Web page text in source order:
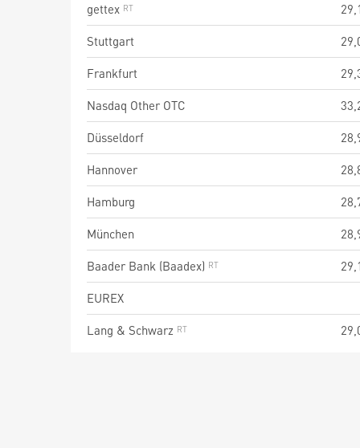
gettex
Stuttgart
Frankfurt
Nasdaq Other OTC
Düsseldorf
Hannover
Hamburg
München
Baader Bank (Baadex)
EUREX
Lang & Schwarz